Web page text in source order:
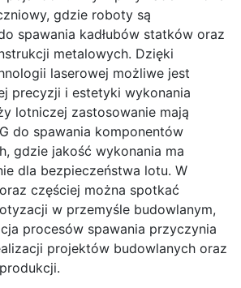
gdzie roboty są
spawania kadłubów statków oraz
metalowych. Dzięki
laserowej możliwe jest
precyzji i estetyki wykonania
lotniczej zastosowanie mają
do spawania komponentów
gdzie jakość wykonania ma
dla bezpieczeństwa lotu. W
częściej można spotkać
w przemyśle budowlanym,
procesów spawania przyczynia
projektów budowlanych oraz